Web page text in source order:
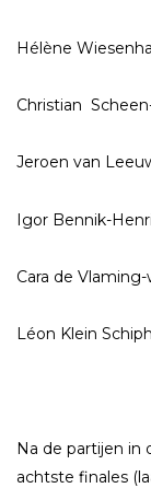
Hélène
Christian
Jeroen van
Igor Bennik-
Cara de
Léon Klein
Na de partijen in
achtste finales